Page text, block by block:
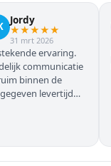
Jordy
★★★★★
31 mrt 2026
ervaring.
communicatie
binnen de
levertijd